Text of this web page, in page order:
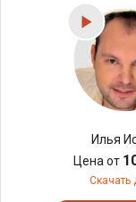
Илья
Цена от
Скачать